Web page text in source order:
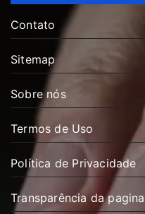
Contato
Sitemap
Sobre nós
Termos de Uso
Política de Privacidade
Transparência da pagina